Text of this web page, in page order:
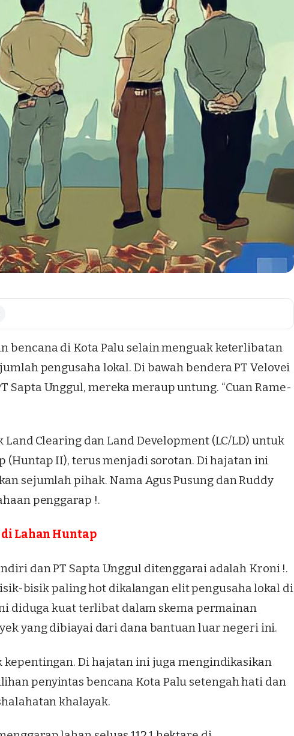
bencana di Kota Palu selain menguak keterlibatan
pengusaha lokal. Di bawah bendera PT Velovei
Sapta Unggul, mereka meraup untung. “Cuan Rame-
Land Clearing dan Land Development(LC/LD) untuk
(Huntap II), terus menjadi sorotan. Di hajatan ini
sejumlah pihak. Nama Agus Pusung dan Ruddy
penggarap !.
di Lahan Huntap
dan PT Sapta Unggul ditenggarai adalah Kroni !.
bisik paling hot dikalangan elit pengusaha lokal di
diduga kuat terlibat dalam skema permainan
yang dibiayai dari dana bantuan luar negeri ini.
kepentingan. Di hajatan ini juga mengindikasikan
penyintas bencana Kota Palu setengah hati dan
khalayak.